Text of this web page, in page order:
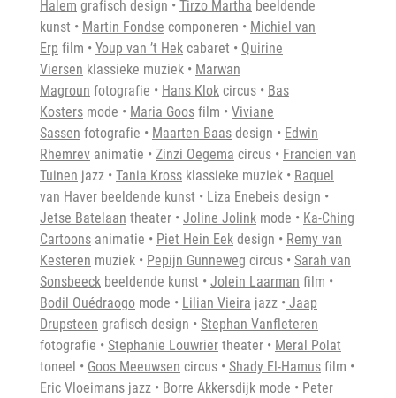
Halem grafisch design •Tirzo Martha beeldende
kunst • Martin Fondse componeren • Michiel van
Erp film •Youp van ’t Hekcabaret • Quirine
Viersen klassieke muziek • Marwan
Magroun fotografie • Hans Klokcircus • Bas
Kosters mode • Maria Goosfilm •Viviane
Sassen fotografie • Maarten Baasdesign • Edwin
Rhemrev animatie •Zinzi Oegema circus • Francien van
Tuinen jazz •Tania Kross klassieke muziek • Raquel
van Haver beeldende kunst • Liza Enebeisdesign •
Jetse Batelaan theater •Joline Jolink mode • Ka-Ching
Cartoons animatie • Piet Hein Eekdesign • Remy van
Kesteren muziek • Pepijn Gunneweg circus • Sarah van
Sonsbeeck beeldende kunst •Jolein Laarman film •
Bodil Ouédraogo mode • Lilian Vieira jazz •Jaap
Drupsteen grafisch design • Stephan Vanfleteren
fotografie • Stephanie Louwriertheater • Meral Polat
toneel • Goos Meeuwsen circus • Shady El-Hamusfilm •
Eric Vloeimans jazz • Borre Akkersdijk mode • Peter